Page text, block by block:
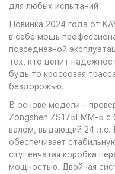
для любых испытаний
Новинка 2024 года от
в себе мощь
повседневной
тех, кто ценит
будь то кроссовая
бездорожью.
В основе модели –
Zongshen ZS175FMM-5
валом, выдающий 24 л.с.
обеспечивает
ступенчатая коробка
мощностью. Двойная